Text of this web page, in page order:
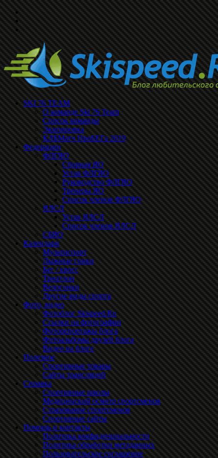
SKI 76 TEAM
О команде Ski 76 Team
Список команды
Экипировка
КЛБМатч ПроБЕГа 2019
Федерации
ФЛГЯО
Сборная ЯО
Устав ФЛГЯО
Руководство ФЛГЯО
Тренеры ЯО
Список членов ФЛГЯО
ЯЛСЛ
Устав ЯЛСЛ
Список членов ЯЛСЛ
СБЯО
Календари
Мультиспорт
Лыжные гонки
Бег / кросс
Триатлон
Велогонки
Другие виды спорта
Фото, видео
Фотоблог Skispeed.Ru
Ссылки на фотографии
Фоторепортажы блога
Фотоальбомы друзей блога
Видео на блоге
Полезное
Спортивные товары
Сайты трансляций
Справка
Спортивные школы
Медицинский осмотр спортсменов
Страхование спортсменов
Спортивные сайты
Помощь и контакты
Политика конфиденциальности
Политика обработки метаданных
Пользовательское соглашение